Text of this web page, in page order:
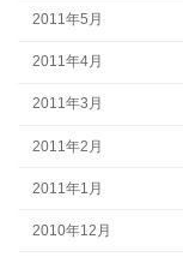
2011年5月
2011年4月
2011年3月
2011年2月
2011年1月
2010年12月